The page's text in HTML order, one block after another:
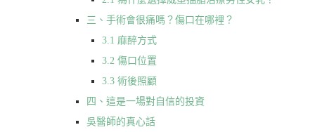
三、手術會很痛嗎？傷口在哪裡？
3.1 麻醉方式
3.2 傷口位置
3.3 術後照顧
四、這是一場對自信的投資
吳醫師的真心話